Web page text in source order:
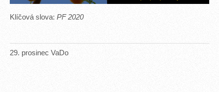
29. prosinec VaDo
Klíčová slova: PF 2020